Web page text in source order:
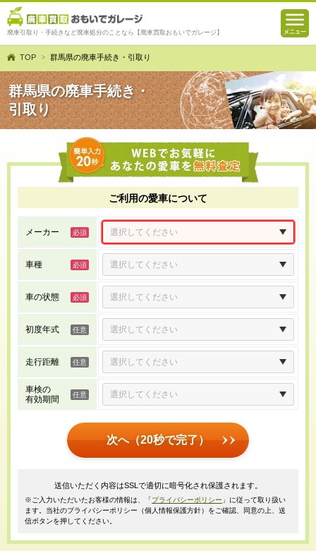
廃車引取り・手続きなど廃車処分のことなら【廃車買取おもいでガレージ】
TOP 群馬県の廃車手続き・引取り
群馬県の廃車手続き・
引取り
ご利用の愛車について
メーカー
車種
車の状態
初度年式
走行距離
車検の
有効期間
次へ（20秒で完了）
送信いただく内容はSSLで適切に暗号化され保護されます。
※ご入力いただいたお客様の情報は、「プライバシーポリシー 」に従って取り扱い
ます。当社のプライバシーポリシー（個人情報保護方針）をご確認、同意の上、送
信ボタンを押してください。